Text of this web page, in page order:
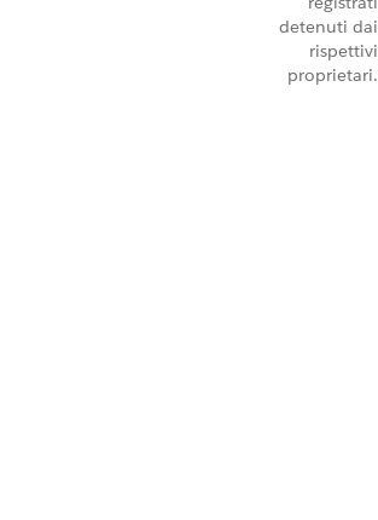
detenuti dai
rispettivi
proprietari.